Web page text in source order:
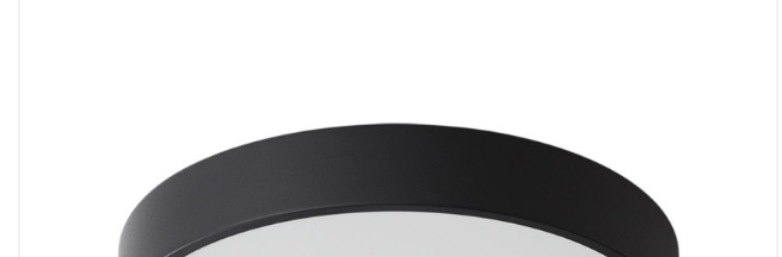
Отделочные материалы
Для дачи и дома